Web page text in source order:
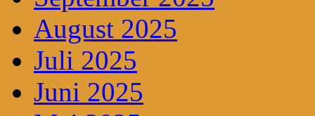
August 2025
Juli 2025
Juni 2025